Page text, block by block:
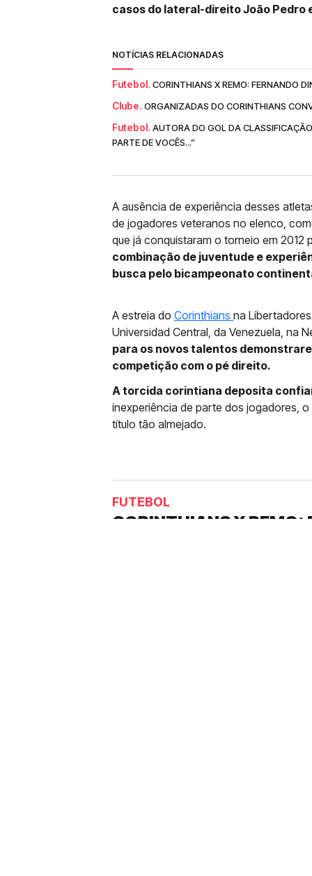
casos do lateral-direito João Pedro
NOTÍCIAS RELACIONADAS
Futebol. CORINTHIANS X REMO: FERNANDO
Clube. ORGANIZADAS DO CORINTHIANS
Futebol. AUTORA DO GOL DA
PARTE DE VOCÊS...”
A ausência de experiência desses
de jogadores veteranos no elenco,
que já conquistaram o torneio em 2012
combinação de juventude e
busca pelo bicampeonato
A estreia do Corinthians na
Universidad Central, da Venezuela, na
para os novos talentos
competição com o pé direito.
A torcida corintiana deposita
inexperiência de parte dos jogadores,
título tão almejado.
FUTEBOL
CORINTHIANS X REMO: